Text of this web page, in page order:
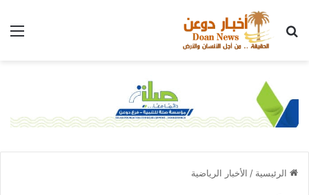
الرئيسية / الأخبار الرياضية